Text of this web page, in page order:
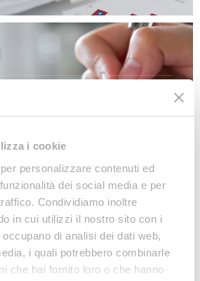
i cookie
personalizzare contenuti ed
dei social media e per
Condividiamo inoltre
in cui utilizzi il nostro sito con i
di analisi dei dati web,
i quali potrebbero combinarle
che hai fornito loro o che hanno
nostra
e Linee Guida gratuite per
sulle novità legislative